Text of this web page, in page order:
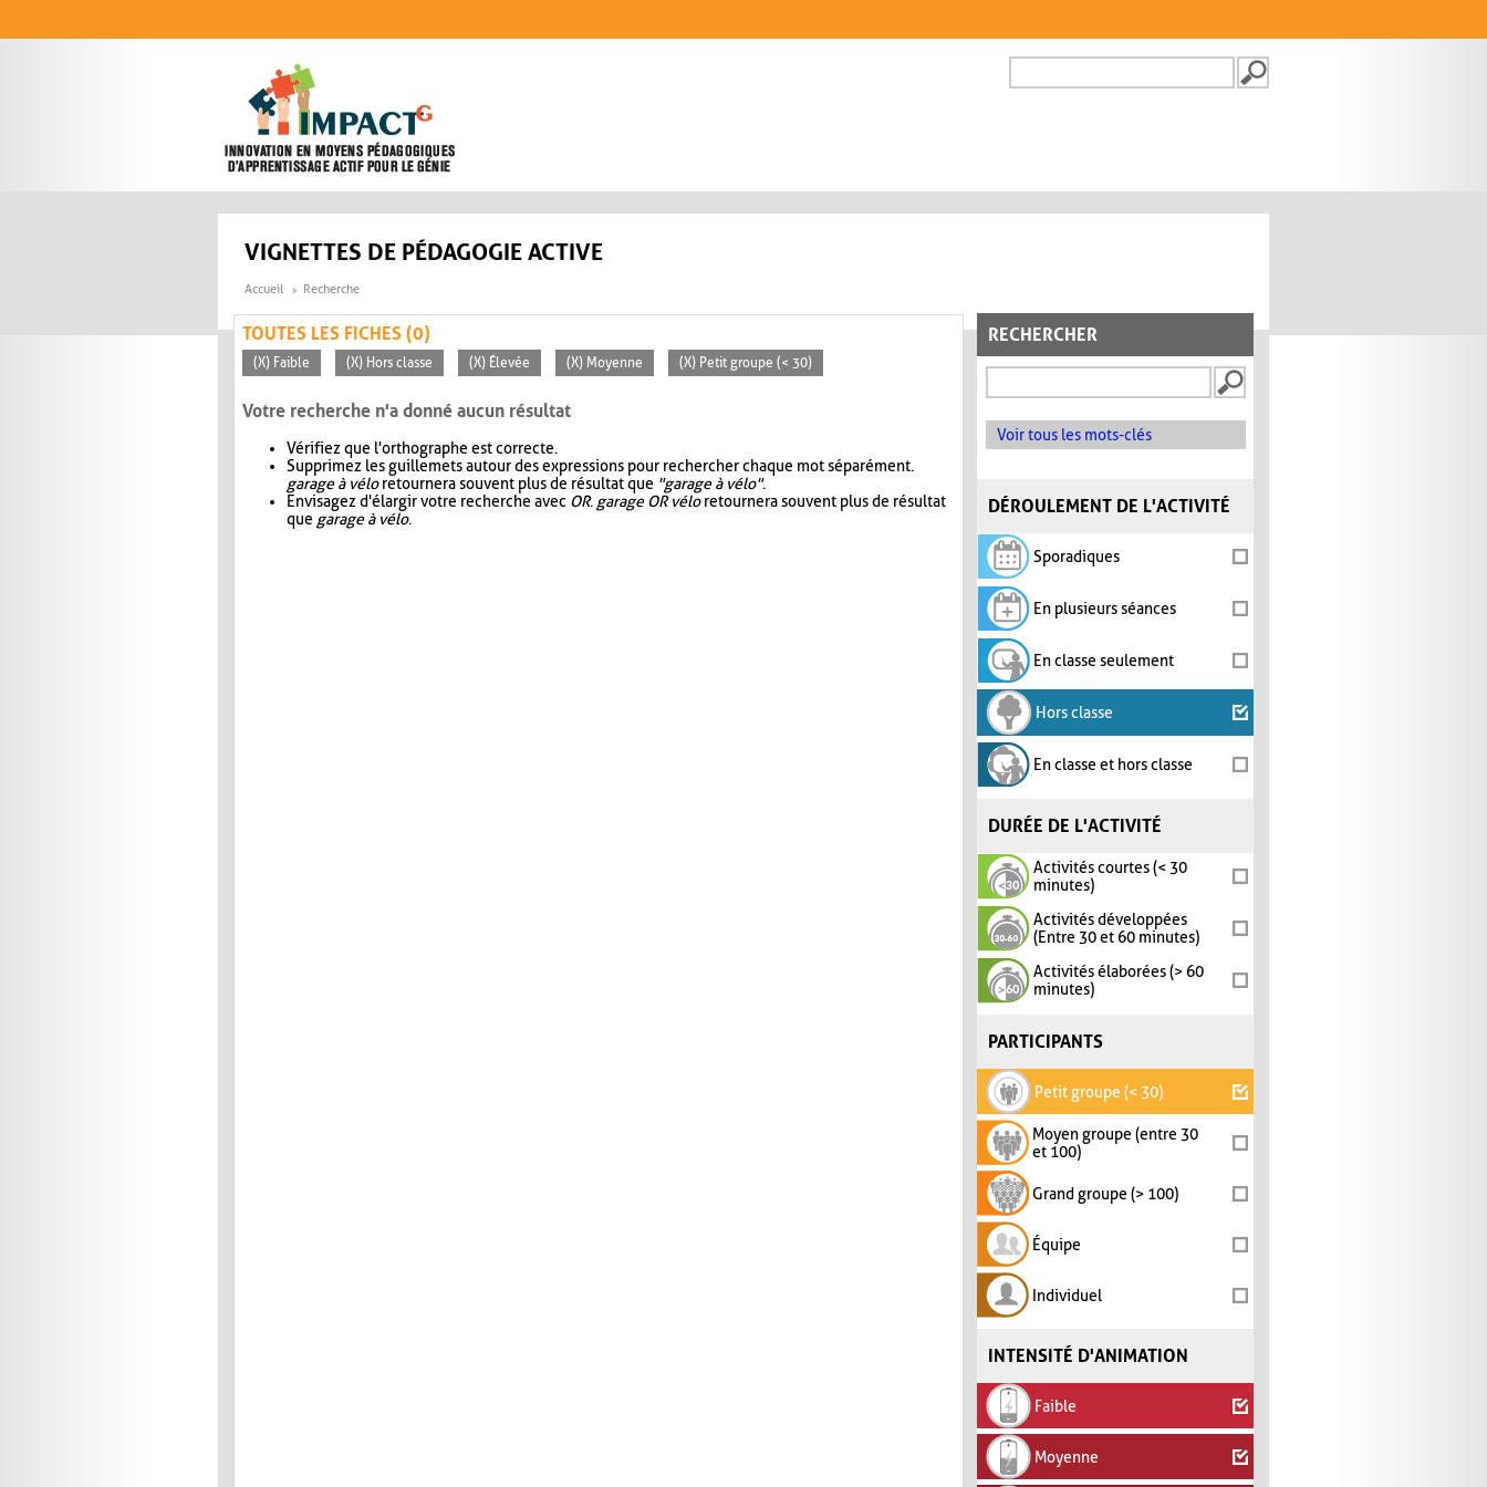
FORMULAIRE DE
VIGNETTES DE PÉDAGOGIE ACTIVE
Accueil Recherche
RECHERCHER
Voir tous les mots-clés
DÉROULEMENT DE L'ACTIVITÉ
Sporadiques
En plusieurs séances
En classe seulement
Hors classe
En classe et hors classe
DURÉE DE L'ACTIVITÉ
Activités courtes (< 30
minutes)
Activités développées
(Entre 30 et 60 minutes)
Activités élaborées (> 60
minutes)
PARTICIPANTS
Petit groupe (< 30)
Moyen groupe (entre 30
et 100)
Grand groupe (> 100)
Équipe
Individuel
INTENSITÉ D'ANIMATION
Faible
Moyenne
TOUTES LES FICHES (0)
(X) Faible (X) Hors classe (X) Élevée (X) Moyenne (X) Petit groupe (< 30)
Votre recherche n'a donné aucun résultat
Vérifiez que l'orthographe est correcte.
Supprimez les guillemets autour des expressions pour rechercher chaque mot séparément.
garage à véloretournera souvent plus de résultat que "garage à vélo".
Envisagez d'élargir votre recherche avec OR. garage OR véloretournera souvent plus de résultat
que garage à vélo.